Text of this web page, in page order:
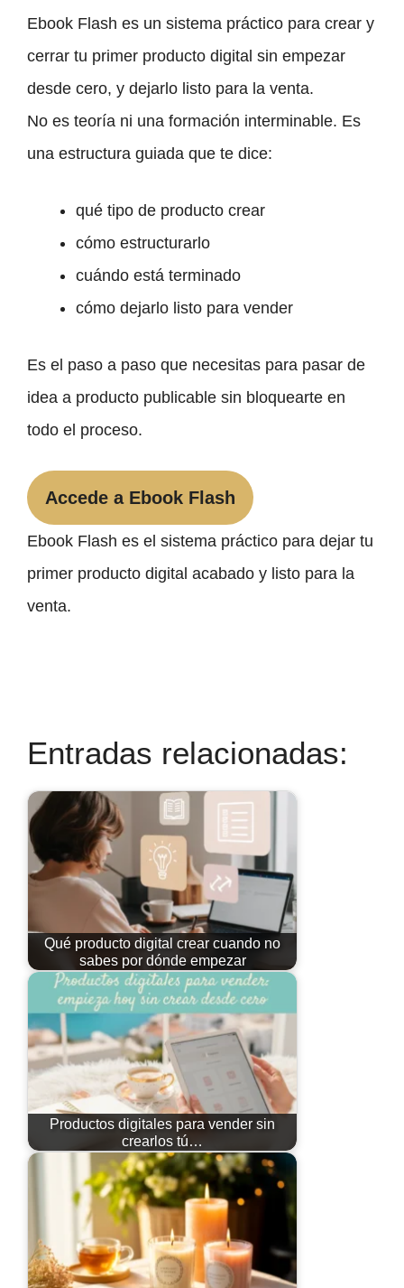
Ebook Flash es un sistema práctico para crear y
cerrar tu primer producto digital sin empezar
desde cero, y dejarlo listo para la venta.
No es teoría ni una formación interminable. Es
una estructura guiada que te dice:
qué tipo de producto crear
cómo estructurarlo
cuándo está terminado
cómo dejarlo listo para vender
Es el paso a paso que necesitas para pasar de
idea a producto publicable sin bloquearte en
todo el proceso.
Accede a Ebook Flash
Ebook Flash es el sistema práctico para dejar tu
primer producto digital acabado y listo para la
venta.
Entradas relacionadas:
Qué producto digital crear cuando no
sabes por dónde empezar
Productos digitales para vender sin
crearlos tú…